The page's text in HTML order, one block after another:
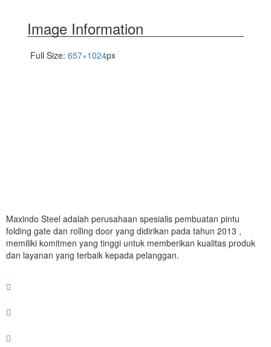
Image Information
Full Size: 657×1024px
Maxindo Steel adalah perusahaan spesialis pembuatan pintu
folding gate dan rolling door yang didirikan pada tahun 2013 ,
memiliki komitmen yang tinggi untuk memberikan kualitas produk
dan layanan yang terbaik kepada pelanggan.